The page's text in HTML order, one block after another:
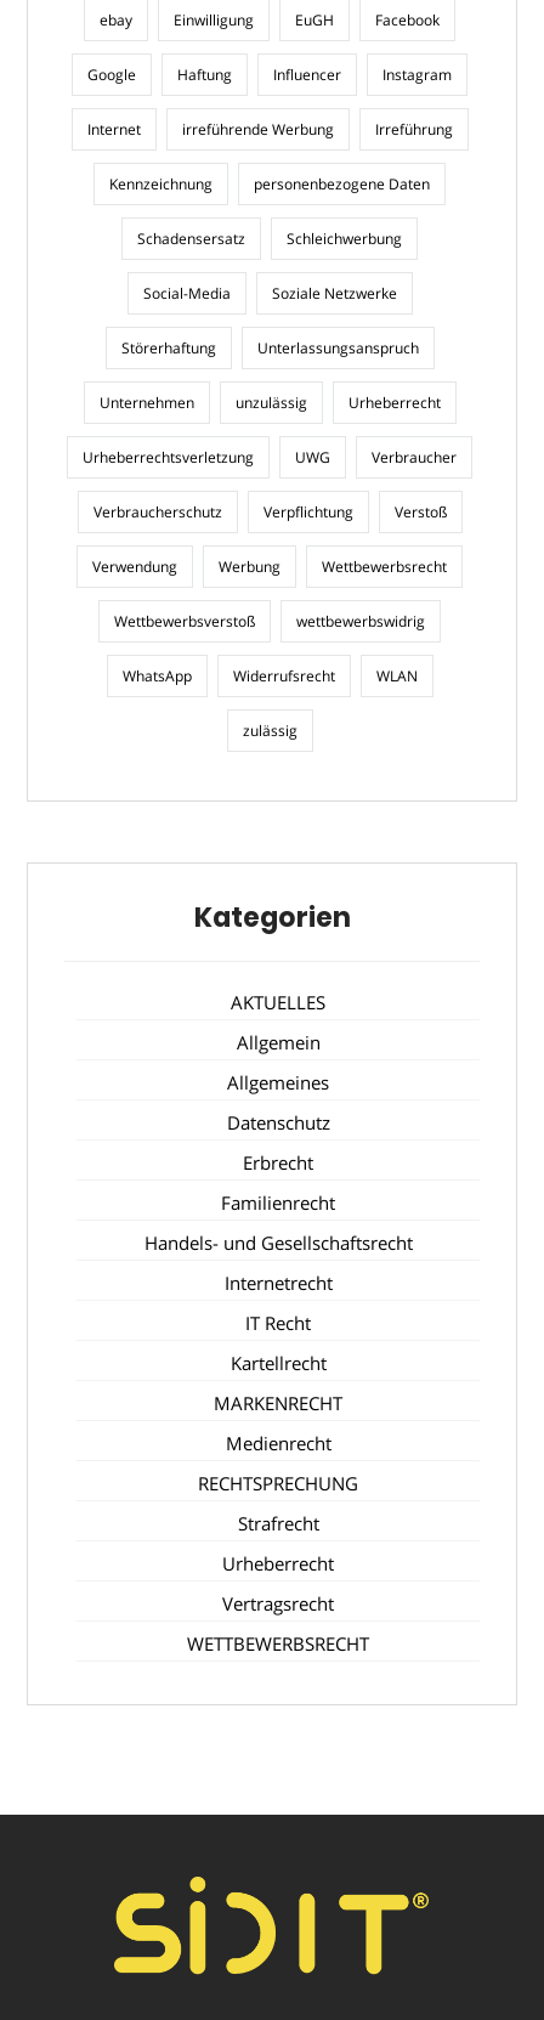
ebay Einwilligung EuGH Facebook
Google Haftung Influencer Instagram
Internet irreführende Werbung Irreführung
Kennzeichnung personenbezogene Daten
Schadensersatz Schleichwerbung
Social-Media Soziale Netzwerke
Störerhaftung Unterlassungsanspruch
Unternehmen unzulässig Urheberrecht
Urheberrechtsverletzung UWG Verbraucher
Verbraucherschutz Verpflichtung Verstoß
Verwendung Werbung Wettbewerbsrecht
Wettbewerbsverstoß wettbewerbswidrig
WhatsApp Widerrufsrecht WLAN
zulässig
Kategorien
AKTUELLES
Allgemein
Allgemeines
Datenschutz
Erbrecht
Familienrecht
Handels- und Gesellschaftsrecht
Internetrecht
IT Recht
Kartellrecht
MARKENRECHT
Medienrecht
RECHTSPRECHUNG
Strafrecht
Urheberrecht
Vertragsrecht
WETTBEWERBSRECHT